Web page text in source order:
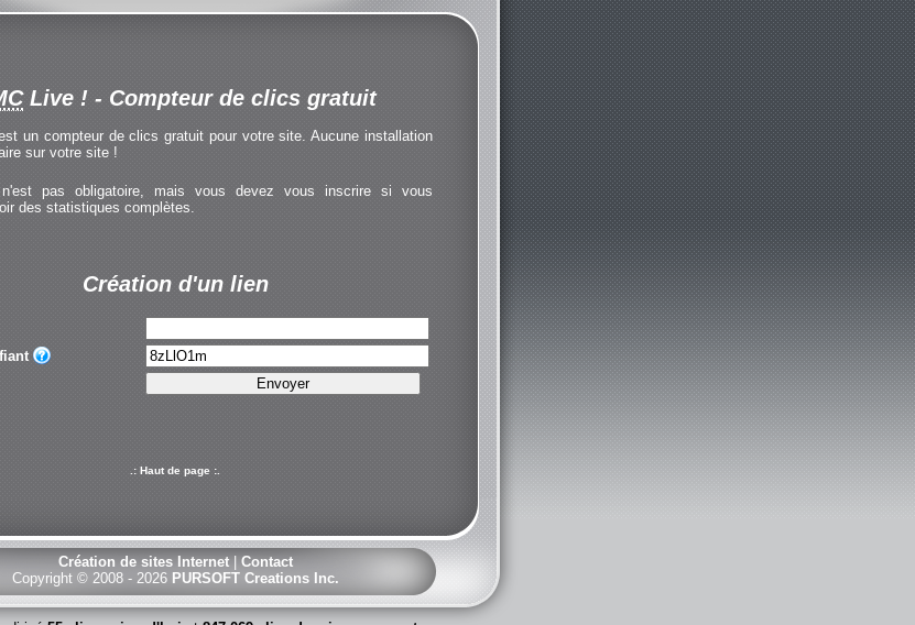
Live ! - Compteur de clics gratuit
un compteur de clics gratuit pour votre site. Aucune installation
sur votre site !
n'est pas obligatoire, mais vous devez vous inscrire si vous
des statistiques complètes.
Création d'un lien
.: Haut de page :.
Création de sites Internet| Contact
Copyright © 2008 - 2026 PURSOFT Creations Inc.